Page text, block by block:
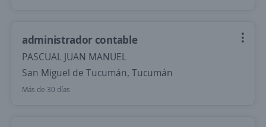
administrador contable
PASCUAL JUAN MANUEL
San Miguel de Tucumán, Tucumán
Más de 30 días